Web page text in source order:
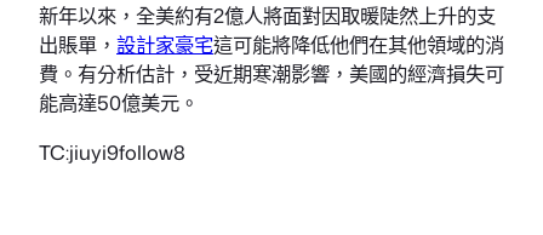
新年以來，全美約有2億人將面對因取暖陡然上升的支
出賬單， 設計家豪宅這可能將降低他們在其他領域的消
費。有分析估計，受近期寒潮影響，美國的經濟損失可
能高達50億美元。
TC:jiuyi9follow8